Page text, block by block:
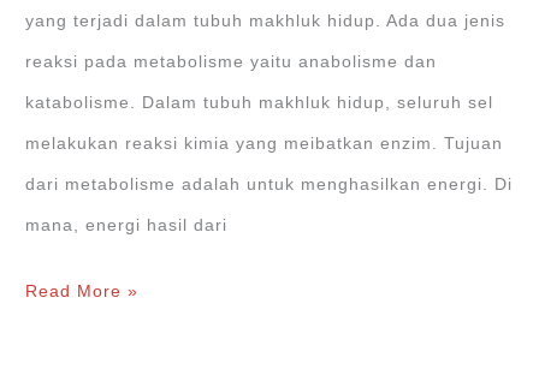
yang terjadi dalam tubuh makhluk hidup. Ada dua jenis
reaksi pada metabolisme yaitu anabolisme dan
katabolisme. Dalam tubuh makhluk hidup, seluruh sel
melakukan reaksi kimia yang meibatkan enzim. Tujuan
dari metabolisme adalah untuk menghasilkan energi. Di
mana, energi hasil dari
Apa
Read More »